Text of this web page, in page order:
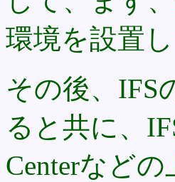
環境を設置し
その後、IFS
ると共に、
Centerなど